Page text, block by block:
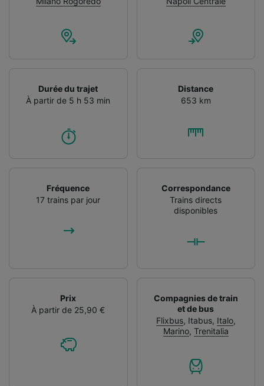
Durée du trajet
À partir de 5 h 53 min
Distance
653 km
Fréquence
17 trains par jour
Correspondance
Trains directs
disponibles
Prix
À partir de 25,90 €
Compagnies de train
et de bus
Flixbus, Itabus, Italo,
Marino, Trenitalia